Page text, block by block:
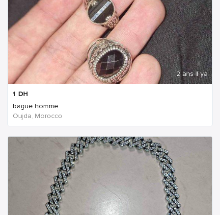
2 ans Il ya
1 DH
bague homme
Oujda, Morocco